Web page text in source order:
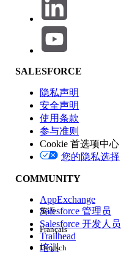
功能影响
版本
体验
SALESFORCE
隐私声明
安全声明
使用条款
参与准则
Cookie 首选项中心
您的隐私选择
COMMUNITY
AppExchange
Salesforce 管理员
Salesforce 开发人员
Trailhead
培训
英语
Français
Deutsch